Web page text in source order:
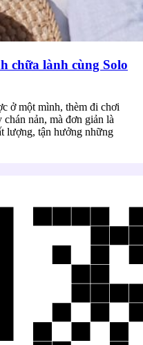
chữa lành cùng Solo
ở một mình, thèm đi chơi
nản, mà đơn giản là
lượng, tận hưởng những